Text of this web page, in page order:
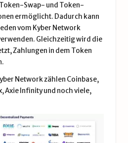
Swap- und Token-
ermöglicht. Dadurch kann
vom Kyber Network
Gleichzeitig wird die
Zahlungen in dem Token
Network zählen Coinbase,
Axie Infinity und noch viele,